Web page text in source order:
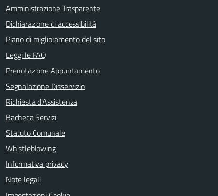
Amministrazione Trasparente
Dichiarazione di accessibilità
Piano di miglioramento del sito
Leggi le FAQ
Prenotazione Appuntamento
Segnalazione Disservizio
Richiesta d'Assistenza
Bacheca Servizi
Statuto Comunale
Whistleblowing
Informativa privacy
Note legali